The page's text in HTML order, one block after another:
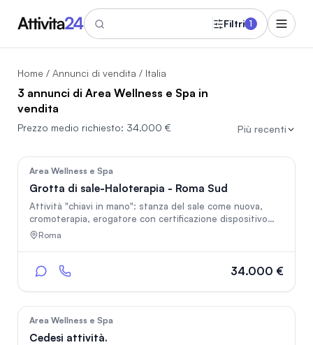
Filtri 1
Home / Annunci di vendita / Italia
3 annunci di Area Wellness e Spa in
vendita
Prezzo medio richiesto: 34.000 € Più recenti
Area Wellness e Spa
Grotta di sale-Haloterapia - Roma Sud
Attività "chiavi in mano": stanza del sale come nuova,
cromoterapia, erogatore con certificazione dispositivo
medico, ristrutturazione e arredi completi reception/area
norma). Affiliazione alla casa madre che garantisce
serve nessuna qualifica professionale nè esperienza
pregressa, gestibile da una sola persona (ditta
individuale).
Roma
34.000 €
Area Wellness e Spa
Cedesi attività.